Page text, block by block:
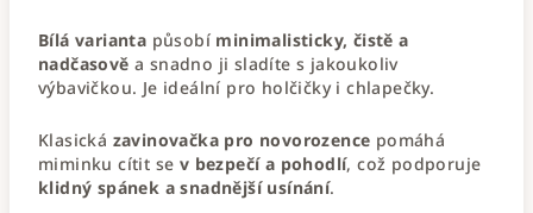
Bílá varianta působí minimalisticky, čistě a
nadčasově a snadno ji sladíte s jakoukoliv
výbavičkou. Je ideální pro holčičky i chlapečky.
Klasická zavinovačka pro novorozence pomáhá
miminku cítit se v bezpečí a pohodlí, což podporuje
klidný spánek a snadnější usínání.